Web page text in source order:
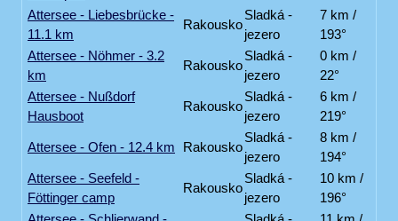
Attersee - Liebesbrücke -
11.1 km
Rakousko
Sladká -
jezero
7 km /
193°
Attersee - Nöhmer - 3.2
km
Rakousko
Sladká -
jezero
0 km /
22°
Attersee - Nußdorf
Hausboot
Rakousko
Sladká -
jezero
6 km /
219°
Attersee - Ofen - 12.4 km Rakousko
Sladká -
jezero
8 km /
194°
Attersee - Seefeld -
Föttinger camp
Rakousko
Sladká -
jezero
10 km /
196°